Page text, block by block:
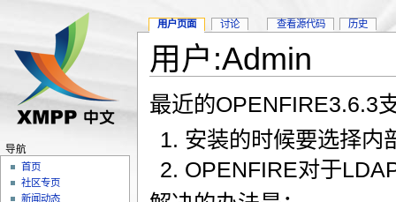
用户:Admin
最近的OPENFIRE3.6.3
安装的时候要选择内
OPENFIRE对于
用户页面 讨论 查看源代码 历史
导航
首页
社区专页
新闻动态